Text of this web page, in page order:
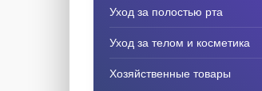
Уход за полостью рта
Уход за телом и косметика
Хозяйственные товары